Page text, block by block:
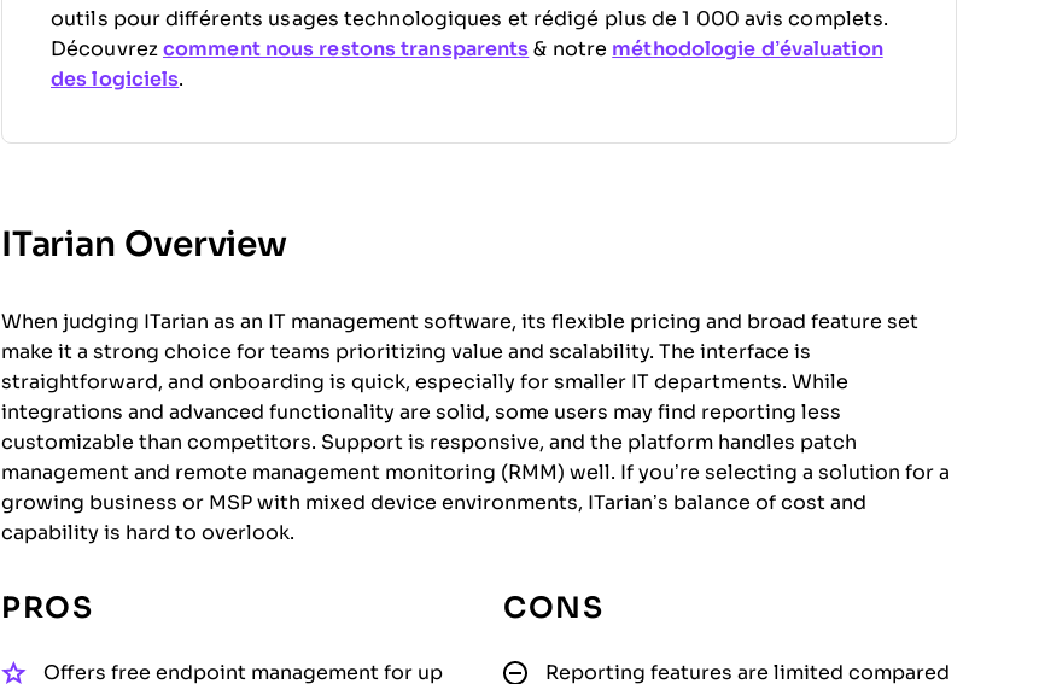
outils pour différents usages technologiques et rédigé plus de 1 000 avis complets.
Découvrez comment nous restons transparents & notre méthodologie d’évaluation
des logiciels.
ITarian Overview
When judging ITarian as an IT management software, its flexible pricing and broad feature set
make it a strong choice for teams prioritizing value and scalability. The interface is
straightforward, and onboarding is quick, especially for smaller IT departments. While
integrations and advanced functionality are solid, some users may find reporting less
customizable than competitors. Support is responsive, and the platform handles patch
management and remote management monitoring (RMM) well. If you’re selecting a solution for a
growing business or MSP with mixed device environments, ITarian’s balance of cost and
capability is hard to overlook.
PROS
Offers free endpoint management for up
CONS
Reporting features are limited compared